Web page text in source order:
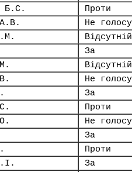
Б.С.
Проти
А.В.
Не
Відсутній
За
Відсутній
Не
За
Проти
Не
За
Проти
За